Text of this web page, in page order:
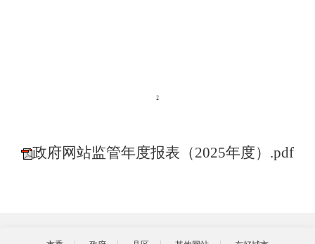
政府网站监管年度报表（2025年度）.pdf